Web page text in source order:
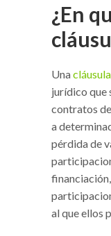
¿En
Una
jurídico que
contratos
a
pérdida de
al que ellos